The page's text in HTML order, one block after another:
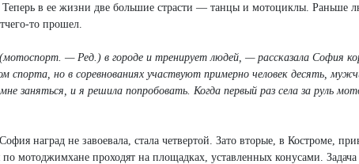
в ее жизни две большие страсти — танцы и мотоциклы. Раньше
то прошел.
— Ред.) в городе и тренирует людей, — рассказала София
спорта, но в соревнованиях участвуют примерно человек десять,
заняться, и я решила попробовать. Когда первый раз села за руль
наград не завоевала, стала четвертой. Зато вторые, в Костроме,
мотоджимхане проходят на площадках, уставленных конусами.